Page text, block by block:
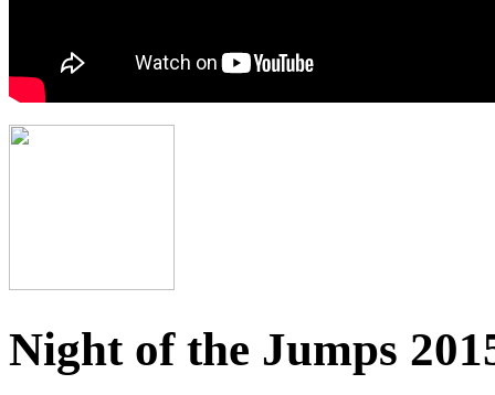
Night of the Jumps